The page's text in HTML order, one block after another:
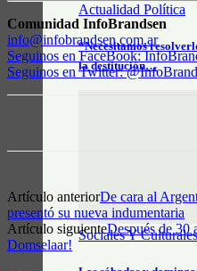
Actualidad Política
“Necesitamos
la destitución…
Sociales Y Culturales
Comunidad InfoBrandsen
info@infobrandsen.com.ar
Seguinos en FaceBook:
Seguinos en Twitter:
Artículo anteriorDe cara al
presentó su nueva indumentaria
Artículo siguienteDespués de 30
Domselaar!